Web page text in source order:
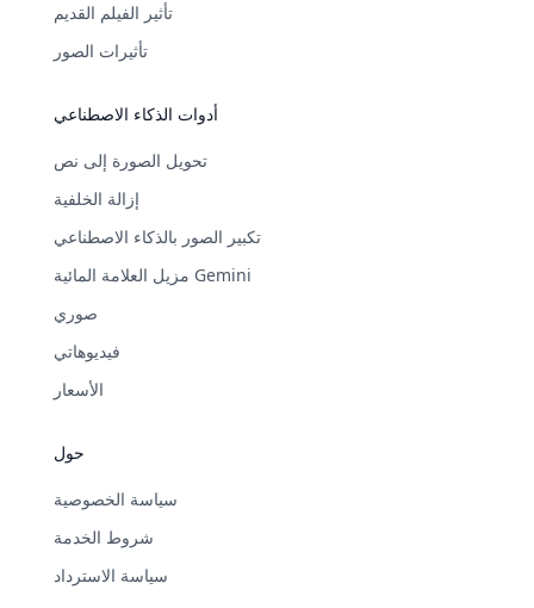
تأثير الفيلم القديم
تأثيرات الصور
أدوات الذكاء الاصطناعي
تحويل الصورة إلى نص
إزالة الخلفية
تكبير الصور بالذكاء الاصطناعي
مزيل العلامة المائية Gemini
صوري
فيديوهاتي
الأسعار
حول
سياسة الخصوصية
شروط الخدمة
سياسة الاسترداد